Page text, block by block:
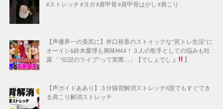
#ストレッチ #ヨガ #肩甲骨 #肩甲骨はがし #肩こり
【声優界一の美尻に】井口裕香のストイックな”尻トレ生活”に
オーイシ&鈴木愛理も興味MAX！３人の歌手としての悩みも吐
露 「“伝説のライブ”って実際…」【でしょでしょ
】
【声ガイドああり】３分猫背解消ストレッチ!!誰でもすぐでき
る肩こり解消ストレッチ